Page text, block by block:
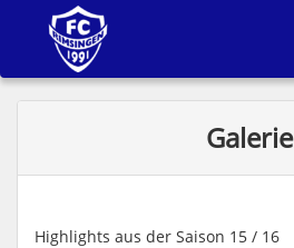
Galerie
Highlights aus der Saison 15 / 16